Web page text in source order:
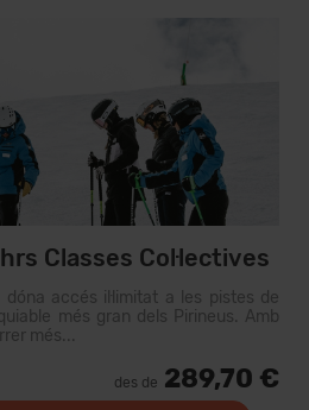
Classes Col·lectives
accés il·limitat a les pistes de
més gran dels Pirineus. Amb
més...
des de 289,70 €